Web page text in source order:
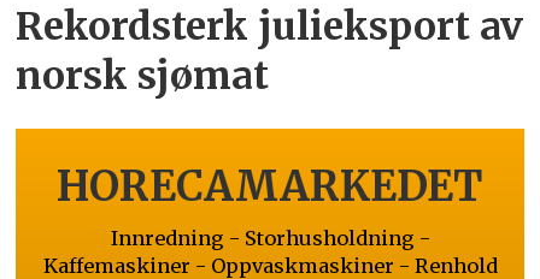
Rekordsterk julieksport av
norsk sjømat
HORECAMARKEDET
Innredning - Storhusholdning -
Kaffemaskiner - Oppvaskmaskiner - Renhold